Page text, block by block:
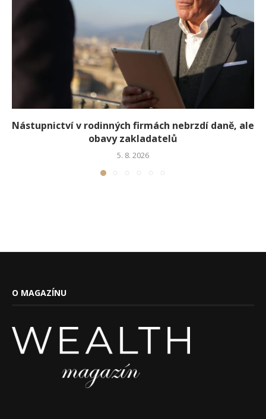
Nástupnictví v rodinných firmách nebrzdí daně, ale
obavy zakladatelů
5. 8. 2026
O MAGAZÍNU